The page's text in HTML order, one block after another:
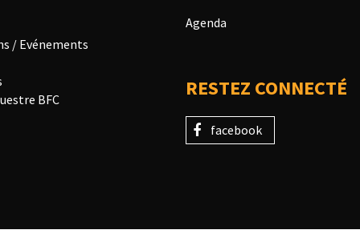
/ Evénements
BFC
Agenda
RESTEZ CONNECTÉ
facebook